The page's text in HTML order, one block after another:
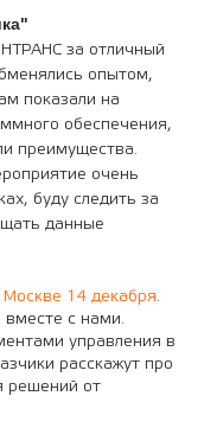
за отличный
опытом,
показали на
обеспечения,
преимущества.
очень
буду следить за
данные
Москве 14 декабря.
вместе с нами.
управления в
расскажут про
решений от